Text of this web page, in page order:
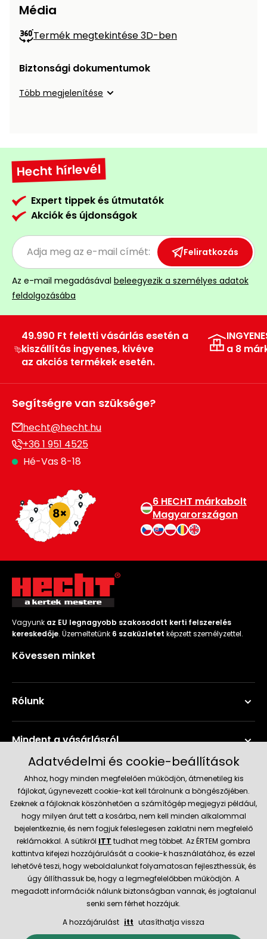
Média
Termék megtekintése 3D-ben
Biztonsági dokumentumok
Több megjelenítése
Hecht hírlevél
Expert tippek és útmutatók
Akciók és újdonságok
Feliratkozás
Az e-mail megadásával beleegyezik a személyes adatok
feldolgozásába
49.990 Ft feletti vásárlás esetén a
kiszállítás ingyenes, kivéve
az akciós termékek esetén.
a 8
Segítségre van szüksége?
hecht@hecht.hu
+36 1 951 4525
Hé-Vas 8-18
6 HECHT márkabolt
Magyarországon
Vagyunk az EU legnagyobb szakosodott kerti felszerelés
kereskedője. Üzemeltetünk 6 szaküzletet képzett személyzettel.
Kövessen minket
Rólunk
Mindent a vásárlásról
Szerviz és támogatás
Aktuális információk
Szállítás és fizetési módok
Megbízható kereskedő
Adatvédelmi és cookie-beállítások
Ahhoz, hogy minden megfelelően működjön, átmenetileg kis
fájlokat, úgynevezett cookie-kat kell tárolnunk a böngészőjében.
Ezeknek a fájloknak köszönhetően a számítógép megjegyzi például,
hogy milyen árut tett a kosárba, nem kell minden alkalommal
bejelentkeznie, és nem fogjuk feleslegesen zaklatni nem megfelelő
reklámokkal. A sütikről ITT tudhat meg többet. Az ÉRTEM gombra
kattintva kifejezi hozzájárulását a cookie-k használatához, és ezzel
lehetővé teszi, hogy weboldalunkat folyamatosan fejleszthessük, és
úgy állíthassuk be, hogy a legmegfelelőbben működjön. A
megadott információk nálunk biztonságban vannak, és jogtalanul
senki sem férhet hozzájuk.
A hozzájárulást itt utasíthatja vissza